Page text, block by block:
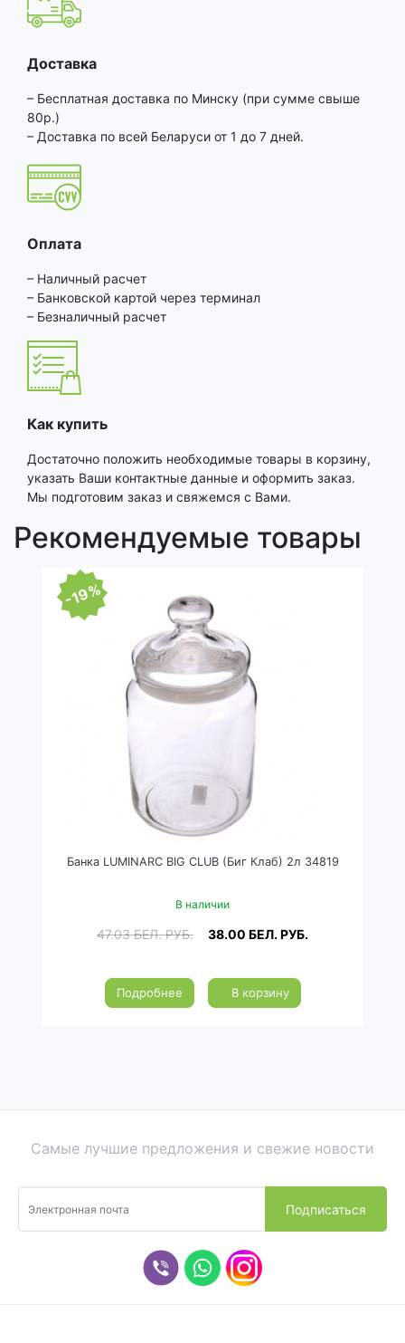
Доставка
– Бесплатная доставка по Минску (при сумме свыше
80р.)
– Доставка по всей Беларуси от 1 до 7 дней.
Оплата
– Наличный расчет
– Банковской картой через терминал
– Безналичный расчет
Как купить
Достаточно положить необходимые товары в корзину,
указать Ваши контактные данные и оформить заказ.
Мы подготовим заказ и свяжемся с Вами.
Рекомендуемые товары
-19%
Банка LUMINARC BIG CLUB (Биг Клаб) 2л 34819
В наличии
47.03БЕЛ. РУБ. 38.00 БЕЛ. РУБ.
Подробнее В корзину
Самые лучшие предложения и свежие новости